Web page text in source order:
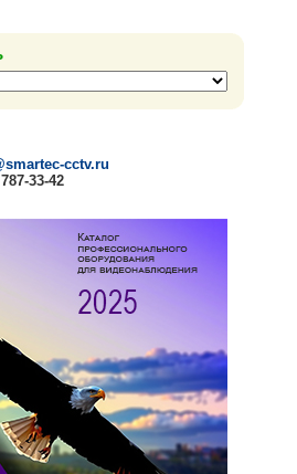
cctv.ru
33-42